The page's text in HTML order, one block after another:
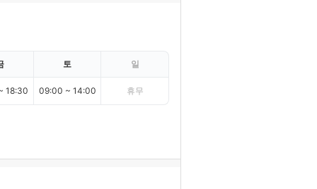
토 일
18:30 09:00 ~ 14:00 휴무